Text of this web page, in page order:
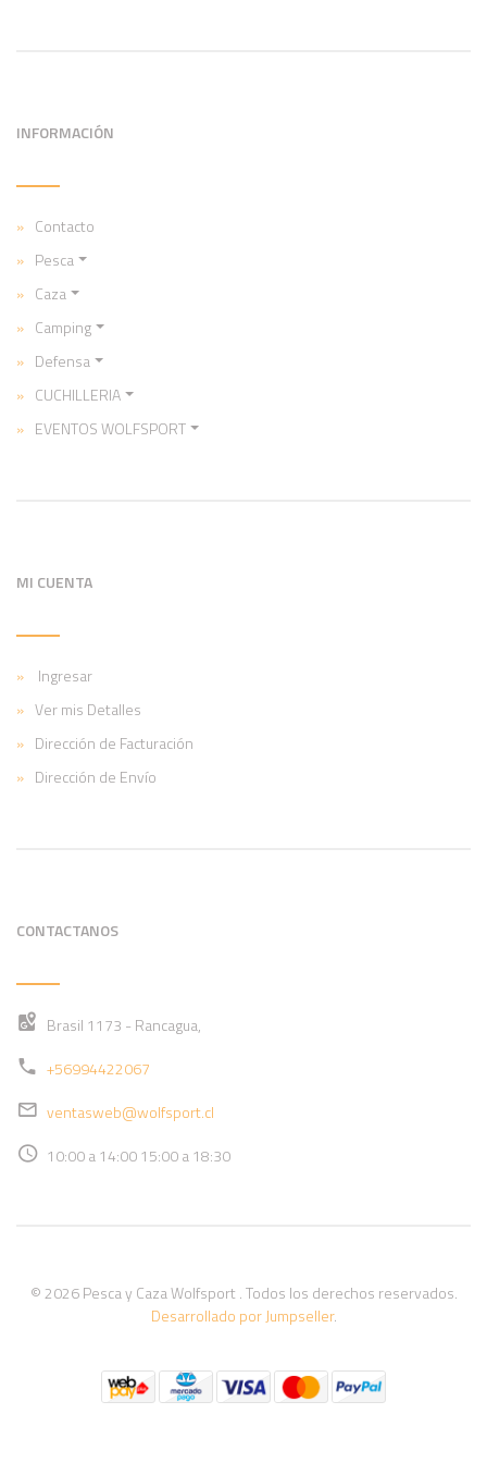
INFORMACIÓN
Contacto
Pesca
Caza
Camping
Defensa
CUCHILLERIA
EVENTOS WOLFSPORT
MI CUENTA
Ingresar
Ver mis Detalles
Dirección de Facturación
Dirección de Envío
CONTACTANOS
Brasil 1173 - Rancagua,
+56994422067
ventasweb@wolfsport.cl
10:00 a 14:00 15:00 a 18:30
© 2026 Pesca y Caza Wolfsport . Todos los derechos reservados.
Desarrollado por Jumpseller.